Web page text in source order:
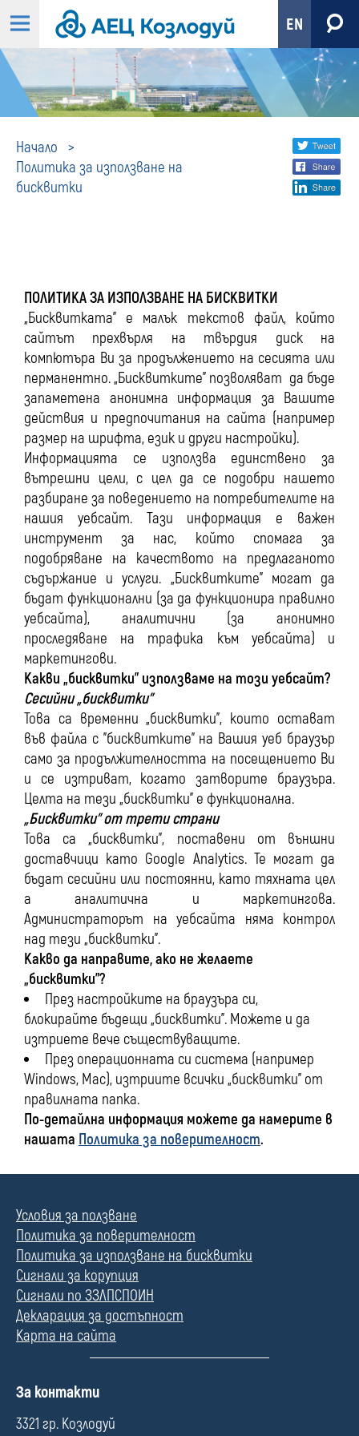
EN
Начало
Политика за използване на
бисквитки
Политика
бисквитки
Share
social
ПОЛИТИКА ЗА ИЗПОЛЗВАНЕ НА БИСКВИТКИ
„Бисквитката” е малък текстов файл, който
сайтът прехвърля на твърдия диск на
компютъра Ви за продължението на сесията или
перманентно. „Бисквитките” позволяват да бъде
запаметена анонимна информация за Вашите
действия и предпочитания на сайта (например
размер на шрифта, език и други настройки).
Информацията се използва единствено за
вътрешни цели, с цел да се подобри нашето
разбиране за поведението на потребителите на
нашия уебсайт. Тази информация е важен
инструмент за нас, който спомага за
подобряване на качеството на предлаганото
съдържание и услуги. „Бисквитките” могат да
бъдат функционални (за да функционира правилно
уебсайта), аналитични (за анонимно
проследяване на трафика към уебсайта) и
маркетингови.
Какви „бисквитки” използваме на този уебсайт?
Сесийни „бисквитки”
Това са временни „бисквитки", които остават
във файла с "бисквитките" на Вашия уеб браузър
само за продължителността на посещението Ви
и се изтриват, когато затворите браузъра.
Целта на тези „бисквитки” е функционална.
„Бисквитки” от трети страни
Това са „бисквитки”, поставени от външни
доставчици като Google Analytics. Те могат да
бъдат сесийни или постоянни, като тяхната цел
а аналитична и маркетингова.
Администраторът на уебсайта няма контрол
над тези „бисквитки”.
Какво да направите, ако не желаете
„бисквитки”?
През настройките на браузъра си,
блокирайте бъдещи „бисквитки”. Можете и да
изтриете вече съществуващите.
През операционната си система (например
Windows, Mac), изтриите всички „бисквитки” от
правилната папка.
По-детайлна информация можете да намерите в
нашата Политика за поверителност.
Условия за ползване
Политика за поверителност
Политика за използване на бисквитки
Сигнали за корупция
Сигнали по ЗЗЛПСПОИН
Декларация за достъпност
Карта на сайта
П
л
За контакти
3321 гр. Козлодуй